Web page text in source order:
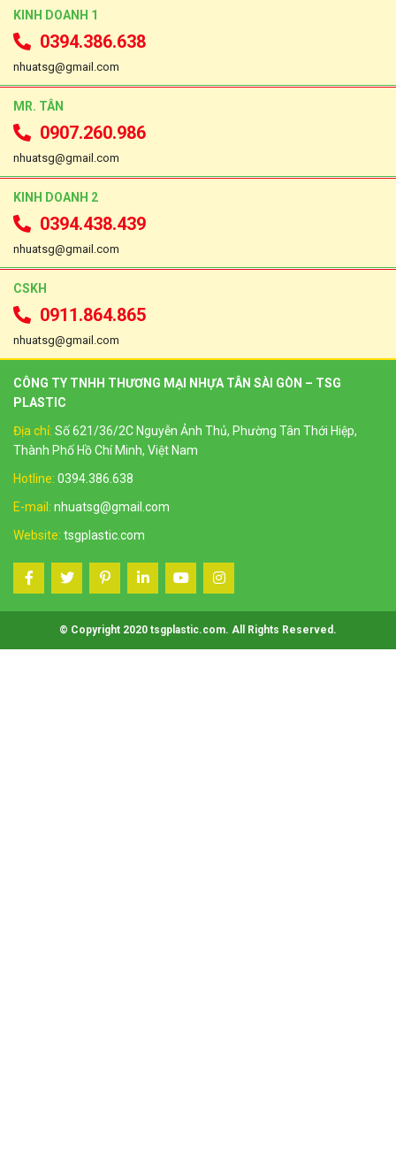
KINH DOANH 1
0394.386.638
nhuatsg@gmail.com
MR. TÂN
0907.260.986
nhuatsg@gmail.com
KINH DOANH 2
0394.438.439
nhuatsg@gmail.com
CSKH
0911.864.865
nhuatsg@gmail.com
CÔNG TY TNHH THƯƠNG MẠI NHỰA TÂN SÀI GÒN – TSG
PLASTIC
Địa chỉ: Số 621/36/2C Nguyễn Ảnh Thủ, Phường Tân Thới Hiệp,
Thành Phố Hồ Chí Minh, Việt Nam
Hotline: 0394.386.638
E-mail: nhuatsg@gmail.com
Website: tsgplastic.com
© Copyright 2020 tsgplastic.com. All Rights Reserved.